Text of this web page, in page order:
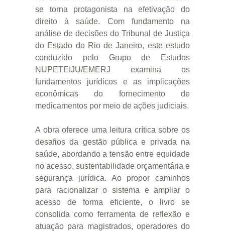
se torna protagonista na efetivação do
direito à saúde. Com fundamento na
análise de decisões do Tribunal de Justiça
do Estado do Rio de Janeiro, este estudo
conduzido pelo Grupo de Estudos
NUPETEIJU/EMERJ examina os
fundamentos jurídicos e as implicações
econômicas do fornecimento de
medicamentos por meio de ações judiciais.
A obra oferece uma leitura crítica sobre os
desafios da gestão pública e privada na
saúde, abordando a tensão entre equidade
no acesso, sustentabilidade orçamentária e
segurança jurídica. Ao propor caminhos
para racionalizar o sistema e ampliar o
acesso de forma eficiente, o livro se
consolida como ferramenta de reflexão e
atuação para magistrados, operadores do